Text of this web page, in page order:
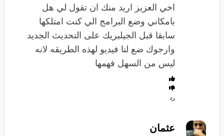
اخي العزيز اريد منك ان تقول لي هل
بامكاني وضع البرامج الي كنت امتلكها
سابقا قبل الجيلبريك على التحديث الجديد
وارجوك ضع لنا فيديو لهذه الطريقه لانه
ليس من السهل فهمها
رد
عثمان